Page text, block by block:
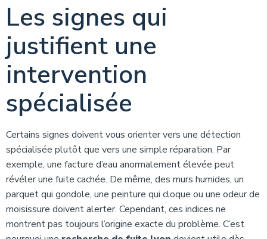
Les signes qui
justifient une
intervention
spécialisée
Certains signes doivent vous orienter vers une détection
spécialisée plutôt que vers une simple réparation. Par
exemple, une facture d’eau anormalement élevée peut
révéler une fuite cachée. De même, des murs humides, un
parquet qui gondole, une peinture qui cloque ou une odeur de
moisissure doivent alerter. Cependant, ces indices ne
montrent pas toujours l’origine exacte du problème. C’est